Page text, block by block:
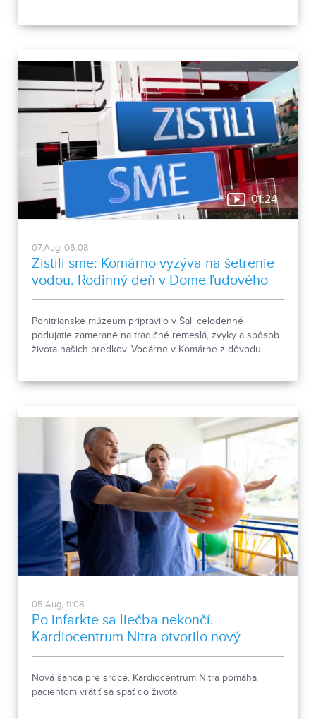
01:24
07.Aug, 06:08
Zistili sme: Komárno vyzýva na šetrenie
vodou. Rodinný deň v Dome ľudového
bývania a architektúry
Ponitrianske múzeum pripravilo v Šali celodenné
podujatie zamerané na tradičné remeslá, zvyky a spôsob
života našich predkov. Vodárne v Komárne z dôvodu
05.Aug, 11:08
Po infarkte sa liečba nekončí.
Kardiocentrum Nitra otvorilo nový
stacionár
Nová šanca pre srdce. Kardiocentrum Nitra pomáha
pacientom vrátiť sa späť do života.